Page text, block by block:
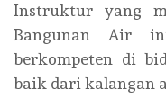
Instruktur yang
Bangunan Air
berkompeten di
baik dari kalangan